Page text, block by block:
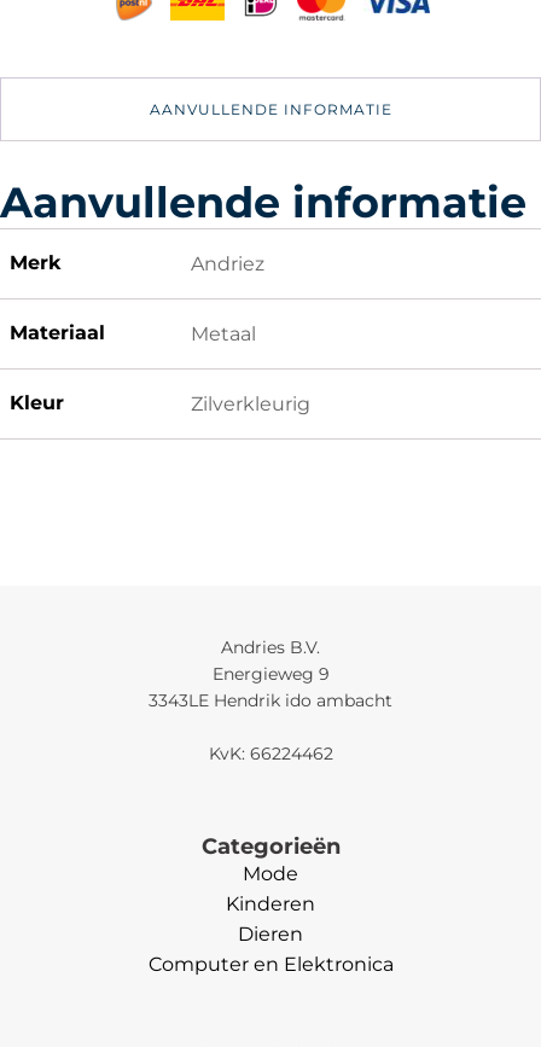
AANVULLENDE INFORMATIE
Aanvullende informatie
Merk Andriez
Materiaal Metaal
Kleur Zilverkleurig
Andries B.V.
Energieweg 9
3343LE Hendrik ido ambacht
KvK: 66224462
Categorieën
Mode
Kinderen
Dieren
Computer en Elektronica